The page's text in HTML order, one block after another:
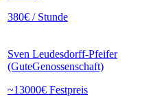
380€ / Stunde
Sven Leudesdorff-Pfeifer
(GuteGenossenschaft)
~13000€ Festpreis